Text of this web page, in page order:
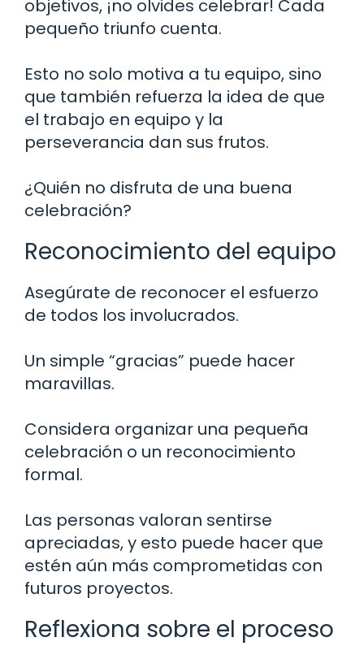
objetivos, ¡no olvides celebrar! Cada
pequeño triunfo cuenta.
Esto no solo motiva a tu equipo, sino
que también refuerza la idea de que
el trabajo en equipo y la
perseverancia dan sus frutos.
¿Quién no disfruta de una buena
celebración?
Reconocimiento del equipo
Asegúrate de reconocer el esfuerzo
de todos los involucrados.
Un simple “gracias” puede hacer
maravillas.
Considera organizar una pequeña
celebración o un reconocimiento
formal.
Las personas valoran sentirse
apreciadas, y esto puede hacer que
estén aún más comprometidas con
futuros proyectos.
Reflexiona sobre el proceso